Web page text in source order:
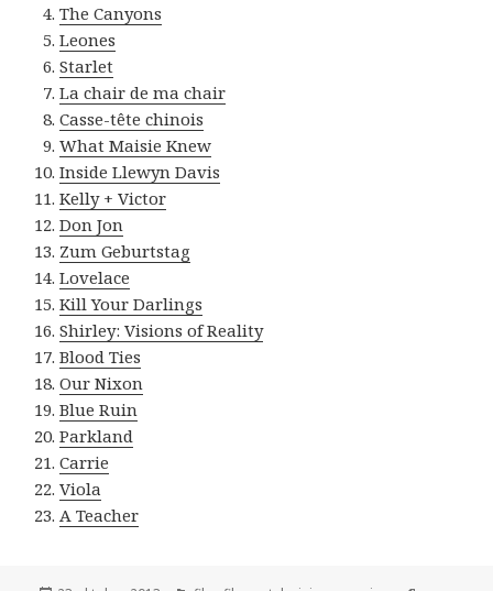
The Canyons
Leones
Starlet
La chair de ma chair
Casse-tête chinois
What Maisie Knew
Inside Llewyn Davis
Kelly + Victor
Don Jon
Zum Geburtstag
Lovelace
Kill Your Darlings
Shirley: Visions of Reality
Blood Ties
Our Nixon
Blue Ruin
Parkland
Carrie
Viola
A Teacher